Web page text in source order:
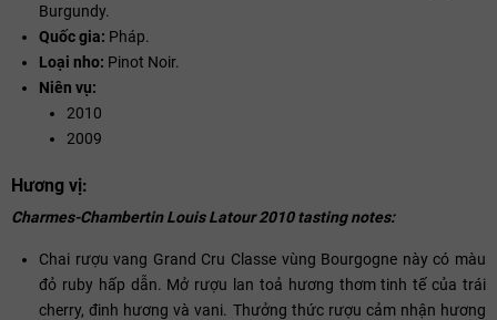
Burgundy.
Quốc gia: Pháp.
Loại nho: Pinot Noir.
Niên vụ:
2010
2009
Hương vị:
Charmes-Chambertin Louis Latour 2010 tasting notes:
Chai rượu vang Grand Cru Classe vùng Bourgogne này có màu
đỏ ruby hấp dẫn. Mở rượu lan toả hương thơm tinh tế của trái
cherry, đinh hương và vani. Thưởng thức rượu cảm nhận hương